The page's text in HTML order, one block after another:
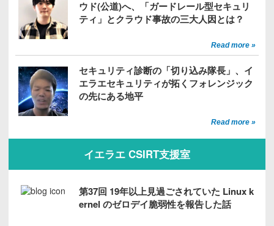
ウド(公道)へ、「ガードレール型セキュリ
ティ」とクラウド事故の三大人因とは？
Read more »
セキュリティ診断の「切り込み隊長」、イ
エラエセキュリティが拓くフォレンジック
の先にある地平
Read more »
イエラエ CSIRT支援室
第37回 19年以上見過ごされていた Linux k
ernel のゼロデイ脆弱性を報告した話